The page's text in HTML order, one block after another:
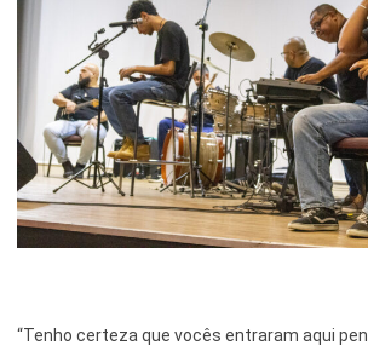
“Tenho certeza que vocês entraram aqui